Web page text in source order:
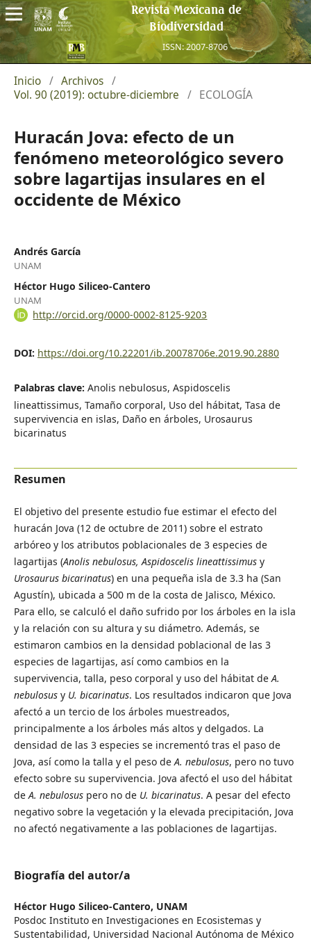
Revista Mexicana de
Biodiversidad
ISSN: 2007-8706
Inicio / Archivos /
Vol. 90 (2019): octubre-diciembre
/ ECOLOGÍA
Huracán Jova: efecto de un
fenómeno meteorológico severo
sobre lagartijas insulares en el
occidente de México
Andrés García
UNAM
Héctor Hugo Siliceo-Cantero
UNAM
http://orcid.org/0000-0002-8125-9203
DOI: https://doi.org/10.22201/ib.20078706e.2019.90.2880
Palabras clave: Anolis nebulosus, Aspidoscelis
lineattissimus, Tamaño corporal, Uso del hábitat, Tasa de
supervivencia en islas, Daño en árboles, Urosaurus
bicarinatus
Resumen
El objetivo del presente estudio fue estimar el efecto del
huracán Jova (12 de octubre de 2011) sobre el estrato
arbóreo y los atributos poblacionales de 3 especies de
lagartijas (Anolis nebulosus, Aspidoscelis lineattissimus y
Urosaurus bicarinatus) en una pequeña isla de 3.3 ha (San
Agustín), ubicada a 500 m de la costa de Jalisco, México.
Para ello, se calculó el daño sufrido por los árboles en la isla
y la relación con su altura y su diámetro. Además, se
estimaron cambios en la densidad poblacional de las 3
especies de lagartijas, así como cambios en la
supervivencia, talla, peso corporal y uso del hábitat deA.
nebulosus yU. bicarinatus. Los resultados indicaron que Jova
afectó a un tercio de los árboles muestreados,
principalmente a los árboles más altos y delgados. La
densidad de las 3 especies se incrementó tras el paso de
Jova, así como la talla y el peso deA. nebulosus, pero no tuvo
efecto sobre su supervivencia. Jova afectó el uso del hábitat
deA. nebulosuspero no deU. bicarinatus. A pesar del efecto
negativo sobre la vegetación y la elevada precipitación, Jova
no afectó negativamente a las poblaciones de lagartijas.
Biografía del autor/a
Héctor Hugo Siliceo-Cantero, UNAM
Posdoc Instituto en Investigaciones en Ecosistemas y
Sustentabilidad, Universidad Nacional Autónoma de México